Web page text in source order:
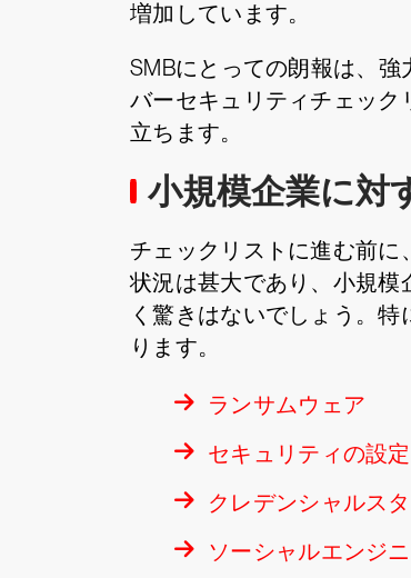
増加しています。
SMBにとっての朗報は、
バーセキュリティチェック
立ちます。
小規模企業に対
チェックリストに進む前
状況は甚大であり、小規模
く驚きはないでしょう。
ります。
ランサムウェア
セキュリティの設
クレデンシャルス
ソーシャルエンジ